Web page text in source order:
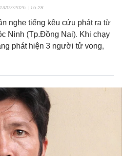
07/2026 | 16:28
nghe tiếng kêu cứu phát ra từ
Ninh (Tp.Đồng Nai). Khi chạy
phát hiện 3 người tử vong,